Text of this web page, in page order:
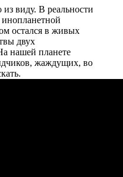
виду. В реальности
инопланетной
остался в живых
двух
нашей планете
жаждущих, во